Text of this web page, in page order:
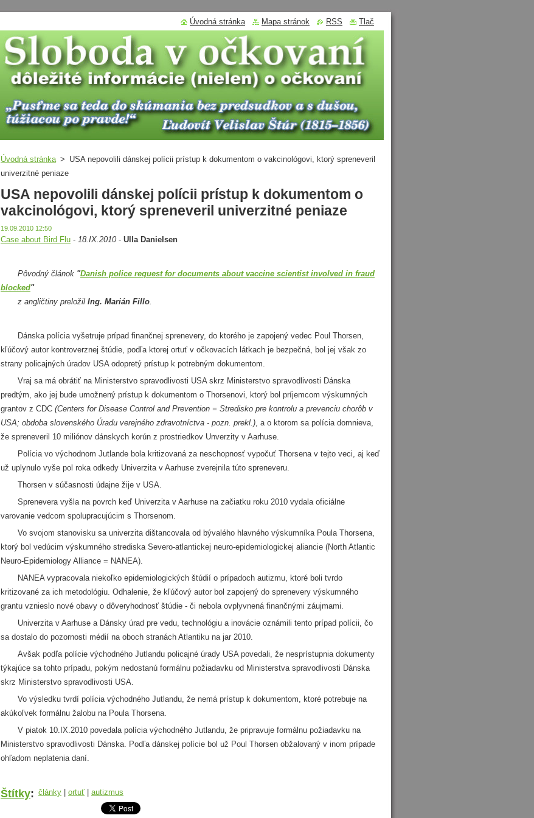
Úvodná stránka > USA nepovolili dánskej polícii prístup k dokumentom o vakcinológovi, ktorý spreneveril
univerzitné peniaze
USA nepovolili dánskej polícii prístup k dokumentom o
vakcinológovi, ktorý spreneveril univerzitné peniaze
19.09.2010 12:50
Case about Bird Flu - 18.IX.2010 - Ulla Danielsen
Pôvodný článok "Danish police request for documents about vaccine scientist involved in fraud
blocked"
z angličtiny preložil Ing. Marián Fillo.
Dánska polícia vyšetruje prípad finančnej sprenevery, do ktorého je zapojený vedec Poul Thorsen,
kľúčový autor kontroverznej štúdie, podľa ktorej ortuť v očkovacích látkach je bezpečná, bol jej však zo
strany policajných úradov USA odopretý prístup k potrebným dokumentom.
Vraj sa má obrátiť na Ministerstvo spravodlivosti USA skrz Ministerstvo spravodlivosti Dánska
predtým, ako jej bude umožnený prístup k dokumentom o Thorsenovi, ktorý bol príjemcom výskumných
grantov z CDC (Centers for Disease Control and Prevention = Stredisko pre kontrolu a prevenciu chorôb v
USA; obdoba slovenského Úradu verejného zdravotníctva - pozn. prekl.), a o ktorom sa polícia domnieva,
že spreneveril 10 miliónov dánskych korún z prostriedkov Unverzity v Aarhuse.
Polícia vo východnom Jutlande bola kritizovaná za neschopnosť vypočuť Thorsena v tejto veci, aj keď
už uplynulo vyše pol roka odkedy Univerzita v Aarhuse zverejnila túto spreneveru.
Thorsen v súčasnosti údajne žije v USA.
Sprenevera vyšla na povrch keď Univerzita v Aarhuse na začiatku roku 2010 vydala oficiálne
varovanie vedcom spolupracujúcim s Thorsenom.
Vo svojom stanovisku sa univerzita dištancovala od bývalého hlavného výskumníka Poula Thorsena,
ktorý bol vedúcim výskumného strediska Severo-atlantickej neuro-epidemiologickej aliancie (North Atlantic
Neuro-Epidemiology Alliance = NANEA).
NANEA vypracovala niekoľko epidemiologických štúdií o prípadoch autizmu, ktoré boli tvrdo
kritizované za ich metodológiu. Odhalenie, že kľúčový autor bol zapojený do sprenevery výskumného
grantu vznieslo nové obavy o dôveryhodnosť štúdie - či nebola ovplyvnená finančnými záujmami.
Univerzita v Aarhuse a Dánsky úrad pre vedu, technológiu a inovácie oznámili tento prípad polícii, čo
sa dostalo do pozornosti médií na oboch stranách Atlantiku na jar 2010.
Avšak podľa polície východného Jutlandu policajné úrady USA povedali, že nesprístupnia dokumenty
týkajúce sa tohto prípadu, pokým nedostanú formálnu požiadavku od Ministerstva spravodlivosti Dánska
skrz Ministerstvo spravodlivosti USA.
Vo výsledku tvrdí polícia východného Jutlandu, že nemá prístup k dokumentom, ktoré potrebuje na
akúkoľvek formálnu žalobu na Poula Thorsena.
V piatok 10.IX.2010 povedala polícia východného Jutlandu, že pripravuje formálnu požiadavku na
Ministerstvo spravodlivosti Dánska. Podľa dánskej polície bol už Poul Thorsen obžalovaný v inom prípade
ohľadom neplatenia daní.
Štítky: články ortuť autizmus
Úvodná stránka Mapa stránok RSS Tlač